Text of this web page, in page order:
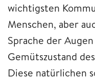
wichtigsten
Menschen, aber
Sprache der
Gemütszustand
Diese natürlichen